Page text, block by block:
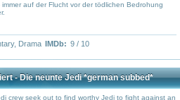
auf der Flucht vor der tödlichen Bedrohung
, Drama IMDb: 9 / 10
- Die neunte Jedi *german subbed*
crew seek out to find worthy Jedi to fight against an